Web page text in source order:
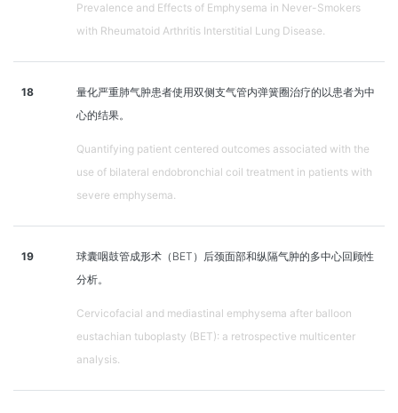
Prevalence and Effects of Emphysema in Never-Smokers
with Rheumatoid Arthritis Interstitial Lung Disease.
18
量化严重肺气肿患者使用双侧支气管内弹簧圈治疗的以患者为中
心的结果。
Quantifying patient centered outcomes associated with the
use of bilateral endobronchial coil treatment in patients with
severe emphysema.
19
球囊咽鼓管成形术（BET）后颈面部和纵隔气肿的多中心回顾性
分析。
Cervicofacial and mediastinal emphysema after balloon
eustachian tuboplasty (BET): a retrospective multicenter
analysis.